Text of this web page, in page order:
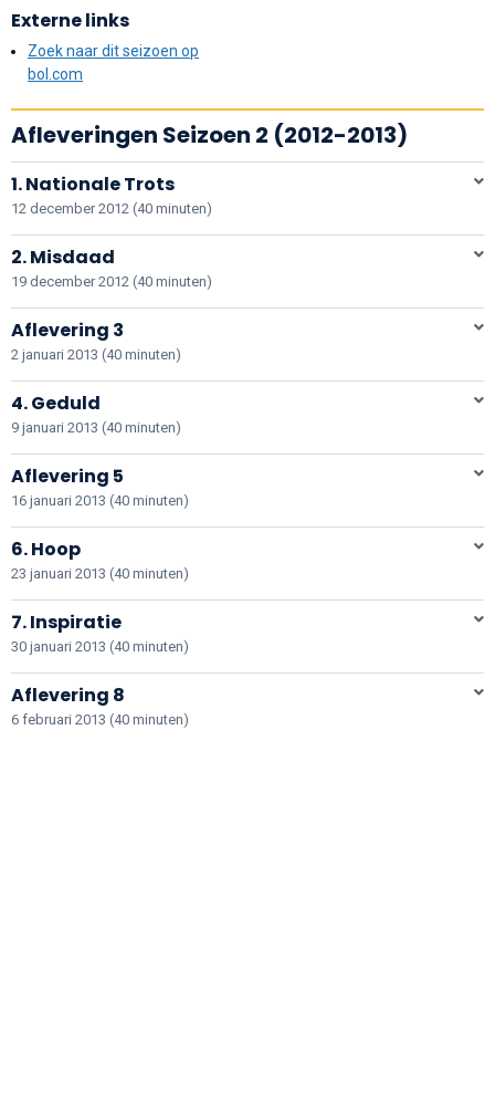
Externe links
Zoek naar dit seizoen op
bol.com
Afleveringen Seizoen 2 (2012-2013)
1. Nationale Trots
12 december 2012 (40 minuten)
2. Misdaad
19 december 2012 (40 minuten)
Aflevering 3
2 januari 2013 (40 minuten)
4. Geduld
9 januari 2013 (40 minuten)
Aflevering 5
16 januari 2013 (40 minuten)
6. Hoop
23 januari 2013 (40 minuten)
7. Inspiratie
30 januari 2013 (40 minuten)
Aflevering 8
6 februari 2013 (40 minuten)